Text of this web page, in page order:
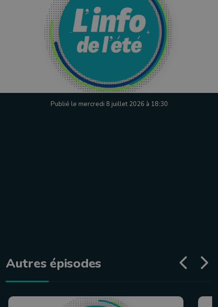
Publié le mercredi 8 juillet 2026 à 18:30
Autres épisodes